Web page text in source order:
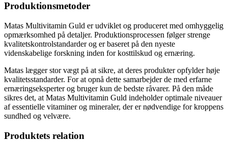
Produktionsmetoder
Matas Multivitamin Guld er udviklet og produceret med omhyggelig
opmærksomhed på detaljer. Produktionsprocessen følger strenge
kvalitetskontrolstandarder og er baseret på den nyeste
videnskabelige forskning inden for kosttilskud og ernæring.
Matas lægger stor vægt på at sikre, at deres produkter opfylder høje
kvalitetsstandarder. For at opnå dette samarbejder de med erfarne
ernæringseksperter og bruger kun de bedste råvarer. På den måde
sikres det, at Matas Multivitamin Guld indeholder optimale niveauer
af essentielle vitaminer og mineraler, der er nødvendige for kroppens
sundhed og velvære.
Produktets relation